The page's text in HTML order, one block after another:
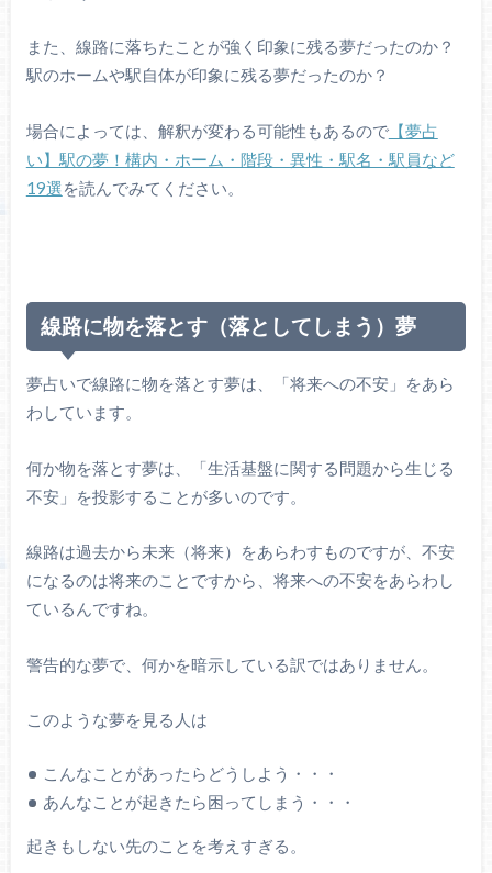
また、線路に落ちたことが強く印象に残る夢だったのか？
駅のホームや駅自体が印象に残る夢だったのか？
場合によっては、解釈が変わる可能性もあるので【夢占
い】駅の夢！構内・ホーム・階段・異性・駅名・駅員など
19選を読んでみてください。
線路に物を落とす（落としてしまう）夢
夢占いで線路に物を落とす夢は、「将来への不安」をあら
わしています。
何か物を落とす夢は、「生活基盤に関する問題から生じる
不安」を投影することが多いのです。
線路は過去から未来（将来）をあらわすものですが、不安
になるのは将来のことですから、将来への不安をあらわし
ているんですね。
警告的な夢で、何かを暗示している訳ではありません。
このような夢を見る人は
こんなことがあったらどうしよう・・・
あんなことが起きたら困ってしまう・・・
起きもしない先のことを考えすぎる。